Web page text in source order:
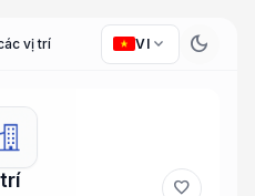
vị trí VI expand_more dark_mode
favorite